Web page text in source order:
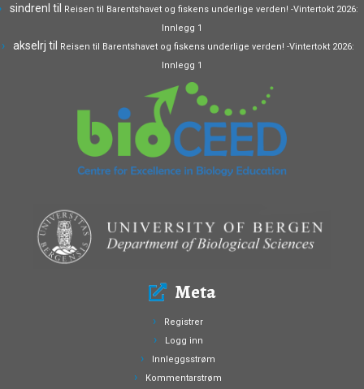
sindrenl til Reisen til Barentshavet og fiskens underlige verden! -Vintertokt 2026:
Innlegg 1
akselrj til Reisen til Barentshavet og fiskens underlige verden! -Vintertokt 2026:
Innlegg 1
Meta
Registrer
Logg inn
Innleggsstrøm
Kommentarstrøm